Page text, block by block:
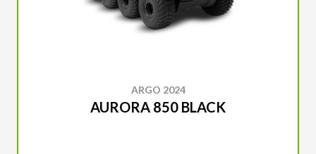
ARGO 2024
AURORA 850 BLACK